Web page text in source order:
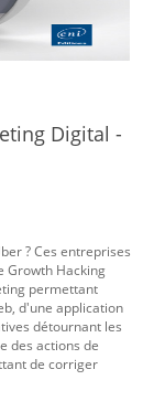
Digital -
? Ces entreprises
Growth Hacking
permettant
d'une application
détournant les
des actions de
de corriger